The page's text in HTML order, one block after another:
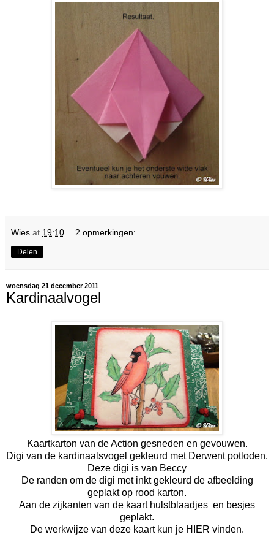
Wies at 19:10 2 opmerkingen:
Delen
woensdag 21 december 2011
Kardinaalvogel
Kaartkarton van de Action gesneden en gevouwen.
Digi van de kardinaalsvogel gekleurd met Derwent potloden.
Deze digi is van Beccy
De randen om de digi met inkt gekleurd de afbeelding
geplakt op rood karton.
Aan de zijkanten van de kaart hulstblaadjes en besjes
geplakt.
De werkwijze van deze kaart kun je HIER vinden.